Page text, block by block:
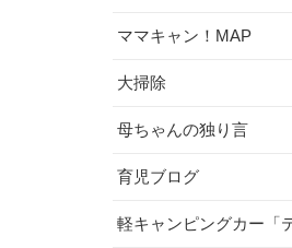
ママキャン！MAP
大掃除
母ちゃんの独り言
育児ブログ
軽キャンピングカー「